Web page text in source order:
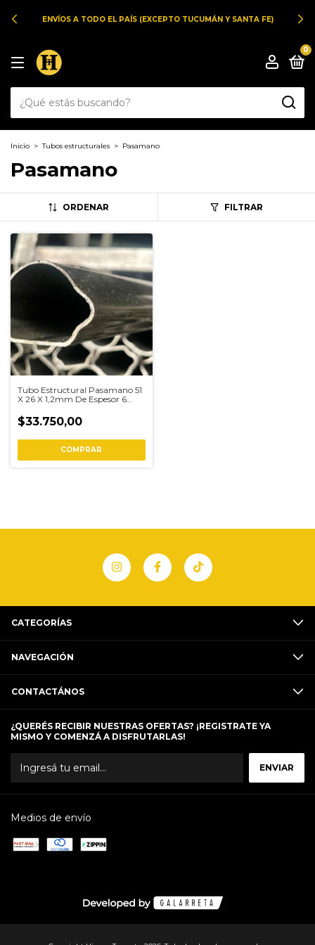
ENVÍOS A TODO EL PAÍS (EXCEPTO TUCUMÁN Y SANTA FE)
0
Inicio > Tubos estructurales > Pasamano
Pasamano
ORDENAR FILTRAR
Tubo Estructural Pasamano 51
X 26 X 1,2mm De Espesor 6
$33.750,00
COMPRAR
CATEGORÍAS
NAVEGACIÓN
CONTACTÁNOS
¿QUERÉS RECIBIR NUESTRAS OFERTAS? ¡REGISTRATE YA
MISMO Y COMENZÁ A DISFRUTARLAS!
Medios de envío